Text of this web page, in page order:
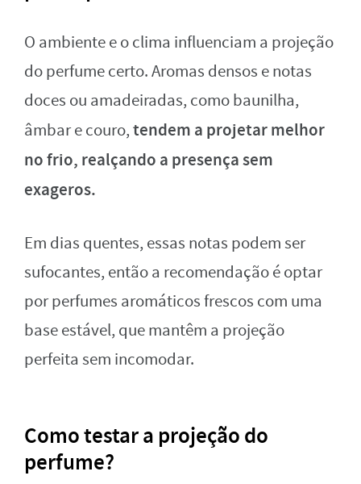
O ambiente e o clima influenciam a projeção
do perfume certo. Aromas densos e notas
doces ou amadeiradas, como baunilha,
âmbar e couro,tendem a projetar melhor
no frio, realçando a presença sem
exageros.
Em dias quentes, essas notas podem ser
sufocantes, então a recomendação é optar
por perfumes aromáticos frescos com uma
base estável, que mantêm a projeção
perfeita sem incomodar.
Como testar a projeção do
perfume?